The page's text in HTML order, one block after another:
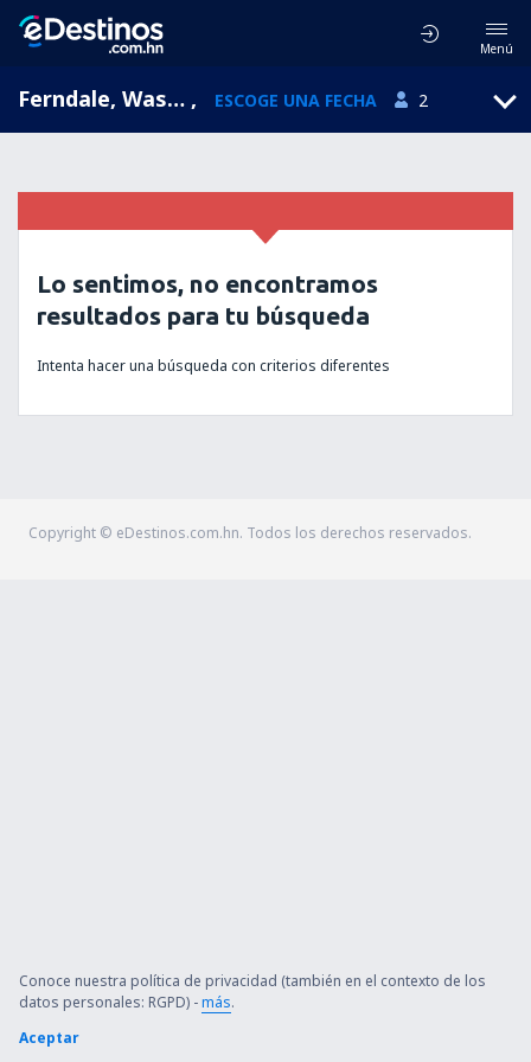
Menú
Ferndale, Washington, Estados Unidos , ESCOGE UNA FECHA 2
Lo sentimos, no encontramos
resultados para tu búsqueda
Intenta hacer una búsqueda con criterios diferentes
Copyright © eDestinos.com.hn. Todos los derechos reservados.
Conoce nuestra política de privacidad (también en el contexto de los
datos personales: RGPD) -más.
Aceptar